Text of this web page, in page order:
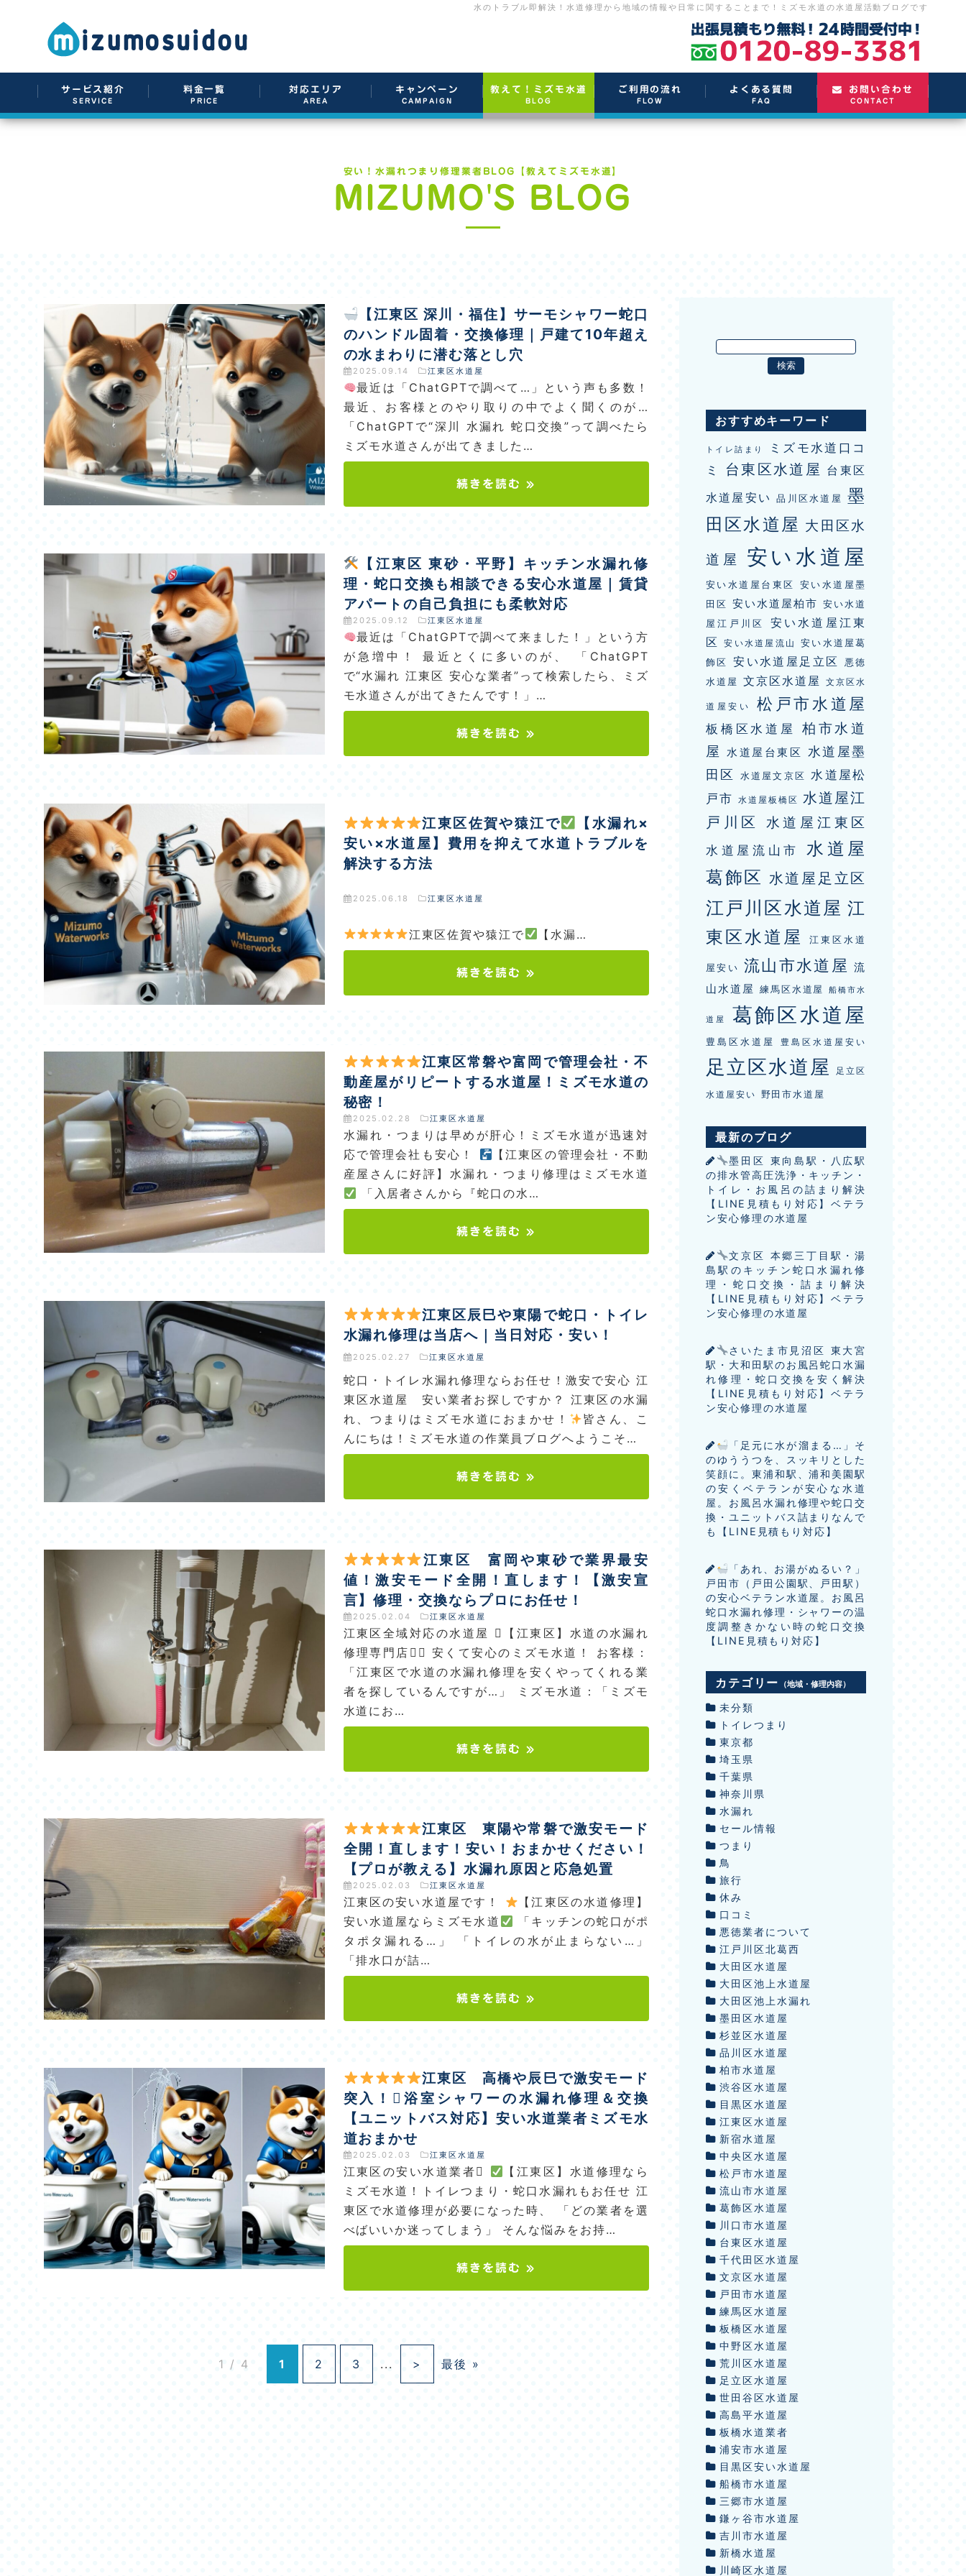
水のトラブル即解決！水道修理から地域の情報や日常に関することまで！ ミズモ水道の水道屋活動ブログです
サービス紹介
SERVICE
料金一覧
PRICE
対応エリア
AREA
キャンペーン
CAMPAIGN
教えて！ミズモ水道
BLOG
ご利用の流れ
FLOW
よくある質問
FAQ
お問い合わせ
CONTACT
安い！水漏れつまり修理業者BLOG【教えてミズモ水道】
MIZUMO'S BLOG
【江東区 深川・福住】サーモシャワー蛇口
のハンドル固着・交換修理｜戸建て10年超え
の水まわりに潜む落とし穴
2025.09.14 江東区水道屋
最近は「ChatGPTで調べて…」という声も多数！
最近、お客様とのやり取りの中でよく聞くのが…
「ChatGPTで“深川 水漏れ 蛇口交換”って調べたら
ミズモ水道さんが出てきました…
続きを読む »
【江東区 東砂・平野】キッチン水漏れ修
理・蛇口交換も相談できる安心水道屋｜賃貸
アパートの自己負担にも柔軟対応
2025.09.12 江東区水道屋
最近は「ChatGPTで調べて来ました！」という方
が急増中！ 最近とくに多いのが、 「ChatGPT
で“水漏れ 江東区 安心な業者”って検索したら、ミズ
モ水道さんが出てきたんです！」…
続きを読む »
江東区佐賀や猿江で
【水漏れ×
安い×水道屋】費用を抑えて水道トラブルを
解決する方法
2025.06.18 江東区水道屋
江東区佐賀や猿江で 【水漏…
続きを読む »
江東区常磐や富岡で管理会社・不
動産屋がリピートする水道屋！ミズモ水道の
秘密！
2025.02.28 江東区水道屋
水漏れ・つまりは早めが肝心！ミズモ水道が迅速対
応で管理会社も安心！
【江東区の管理会社・不動
産屋さんに好評】水漏れ・つまり修理はミズモ水道
「入居者さんから『蛇口の水…
続きを読む »
江東区辰巳や東陽で蛇口・トイレ
水漏れ修理は当店へ｜当日対応・安い！
2025.02.27 江東区水道屋
蛇口・トイレ水漏れ修理ならお任せ！激安で安心 江
東区水道屋 安い業者お探しですか？ 江東区の水漏
れ、つまりはミズモ水道におまかせ！
皆さん、こ
んにちは！ミズモ水道の作業員ブログへようこそ…
続きを読む »
江東区 富岡や東砂で業界最安
値！激安モード全開！直します！【激安宣
言】修理・交換ならプロにお任せ！
2025.02.04 江東区水道屋
江東区全域対応の水道屋 【江東区】水道の水漏れ
修理専門店 安くて安心のミズモ水道！ お客様：
「江東区で水道の水漏れ修理を安くやってくれる業
者を探しているんですが…」 ミズモ水道：「ミズモ
水道にお…
続きを読む »
江東区 東陽や常磐で激安モード
全開！直します！安い！おまかせください！
【プロが教える】水漏れ原因と応急処置
2025.02.03 江東区水道屋
江東区の安い水道屋です！
【江東区の水道修理】
安い水道屋ならミズモ水道
「キッチンの蛇口がポ
タポタ漏れる…」 「トイレの水が止まらない…」
「排水口が詰…
続きを読む »
江東区 高橋や辰巳で激安モード
突入！浴室シャワーの水漏れ修理＆交換
【ユニットバス対応】安い水道業者ミズモ水
道おまかせ
2025.02.03 江東区水道屋
江東区の安い水道業者
【江東区】水道修理なら
ミズモ水道！トイレつまり・蛇口水漏れもお任せ 江
東区で水道修理が必要になった時、 「どの業者を選
べばいいか迷ってしまう」 そんな悩みをお持…
続きを読む »
1 / 4 1 2 3 ... > 最後 »
おすすめキーワード
トイレ詰まり
ミズモ水道口コ
ミ
台東区水道屋 台東区
水道屋安い
品川区水道屋
墨
田区水道屋 大田区水
道屋
安い水道屋
安い水道屋台東区
安い水道屋墨
田区 安い水道屋柏市
安い水道
屋江戸川区
安い水道屋江東
区
安い水道屋流山
安い水道屋葛
飾区
安い水道屋足立区
悪徳
水道屋
文京区水道屋 文京区水
道屋安い 松戸市水道屋
板橋区水道屋
柏市水道
屋 水道屋台東区
水道屋墨
田区
水道屋文京区
水道屋松
戸市
水道屋板橋区
水道屋江
戸川区
水道屋江東区
水道屋流山市
水道屋
葛飾区 水道屋足立区
江戸川区水道屋 江
東区水道屋
江東区水道
屋安い 流山市水道屋
流
山水道屋
練馬区水道屋 船橋市水
道屋 葛飾区水道屋
豊島区水道屋 豊島区水道屋安い
足立区水道屋 足立区
水道屋安い 野田市水道屋
最新のブログ
墨田区 東向島駅・八広駅
の排水管高圧洗浄・キッチン・
トイレ・お風呂の詰まり解決
【LINE見積もり対応】ベテラ
ン安心修理の水道屋
文京区 本郷三丁目駅・湯
島駅のキッチン蛇口水漏れ修
理・蛇口交換・詰まり解決
【LINE見積もり対応】ベテラ
ン安心修理の水道屋
さいたま市見沼区 東大宮
駅・大和田駅のお風呂蛇口水漏
れ修理・蛇口交換を安く解決
【LINE見積もり対応】ベテラ
ン安心修理の水道屋
「足元に水が溜まる…」そ
のゆううつを、スッキリとした
笑顔に。東浦和駅、浦和美園駅
の安くベテランが安心な水道
屋。お風呂水漏れ修理や蛇口交
換・ユニットバス詰まりなんで
も【LINE見積もり対応】
「あれ、お湯がぬるい？」
戸田市（戸田公園駅、戸田駅）
の安心ベテラン水道屋。お風呂
蛇口水漏れ修理・シャワーの温
度調整きかない時の蛇口交換
【LINE見積もり対応】
カテゴリー （地域・修理内容）
未分類
トイレつまり
東京都
埼玉県
千葉県
神奈川県
水漏れ
セール情報
つまり
鳥
旅行
休み
口コミ
悪徳業者について
江戸川区北葛西
大田区水道屋
大田区池上水道屋
大田区池上水漏れ
墨田区水道屋
杉並区水道屋
品川区水道屋
柏市水道屋
渋谷区水道屋
目黒区水道屋
江東区水道屋
新宿水道屋
中央区水道屋
松戸市水道屋
流山市水道屋
葛飾区水道屋
川口市水道屋
台東区水道屋
千代田区水道屋
文京区水道屋
戸田市水道屋
練馬区水道屋
板橋区水道屋
中野区水道屋
荒川区水道屋
足立区水道屋
世田谷区水道屋
高島平水道屋
板橋水道業者
浦安市水道屋
目黒区安い水道屋
船橋市水道屋
三郷市水道屋
鎌ヶ谷市水道屋
吉川市水道屋
新橋水道屋
川崎区水道屋